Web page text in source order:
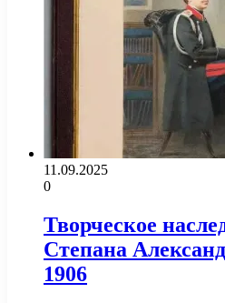
11.09.2025
0
Творческое
Степана
1906